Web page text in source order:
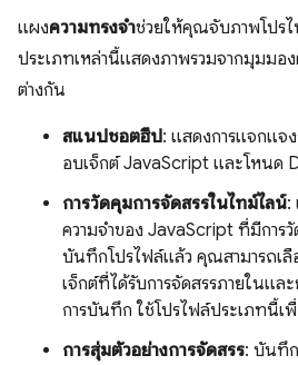
แผงความทรงจำช่วยให้คุณจับภาพโปรไ
ประเภทเหล่านี้แสดงภาพรวมจากมุมมอ
ต่างกัน
สแนปชอตฮีป: แสดงการแจกแจ
อบเจ็กต์ JavaScript และโหนด
การวัดคุมการจัดสรรในไทม์ไลน์:
ความจําของ JavaScript ที่มีการวั
บันทึกโปรไฟล์แล้ว คุณสามารถเลื
เจ็กต์ที่ได้รับการจัดสรรภายในแล
การบันทึก ใช้โปรไฟล์ประเภทนี้เ
การสุ่มตัวอย่างการจัดสรร: บันทึก